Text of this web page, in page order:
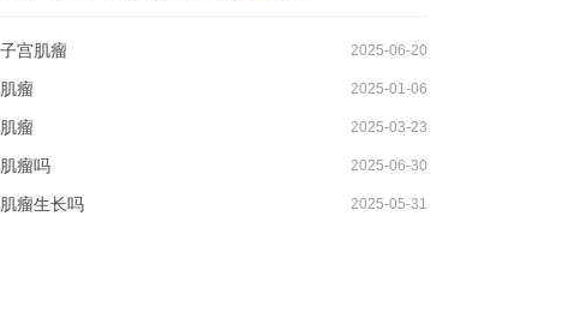
宫肌瘤 2025-06-20
瘤 2025-01-06
瘤 2025-03-23
瘤吗 2025-06-30
瘤生长吗 2025-05-31